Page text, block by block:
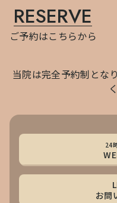
RESERVE
ご予約はこちらから
当院は完全予約制とな
24
お問